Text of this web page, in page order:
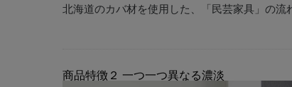
北海道のカバ材を使用した、「民芸家具」の流
商品特徴２ 一つ一つ異なる濃淡